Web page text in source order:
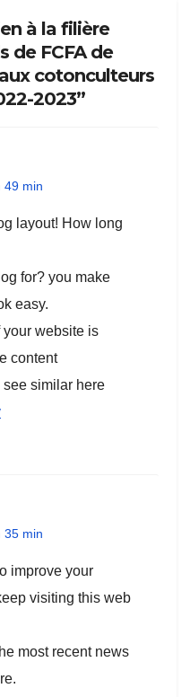
à la filière
de FCFA de
cotonculteurs
2023”
49 min
layout! How long
for? you make
easy.
website is
content
see similar here
35 min
improve your
visiting this web
most recent news